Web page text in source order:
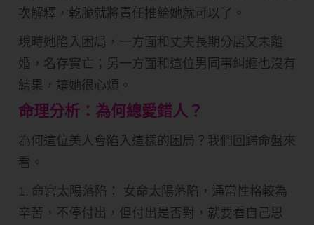
次解釋，乾脆就將責任推給她就可以了。
現時她陷入困局，一方面和丈夫長期分居又未離
婚，名存實亡；另一方面和這位男同事糾纏也沒有
結果，讓她很心煩。
命理分析：為何總愛錯人？
為何這位美人會陷入這樣的困局？我們回歸命盤來
看。
1. 命宮太陽落陷： 女命太陽落陷，通常性格較為
辛苦，不停付出，但付出是否對，就要看自己思